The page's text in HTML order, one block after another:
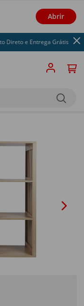
Abrir
e Entrega Grátis